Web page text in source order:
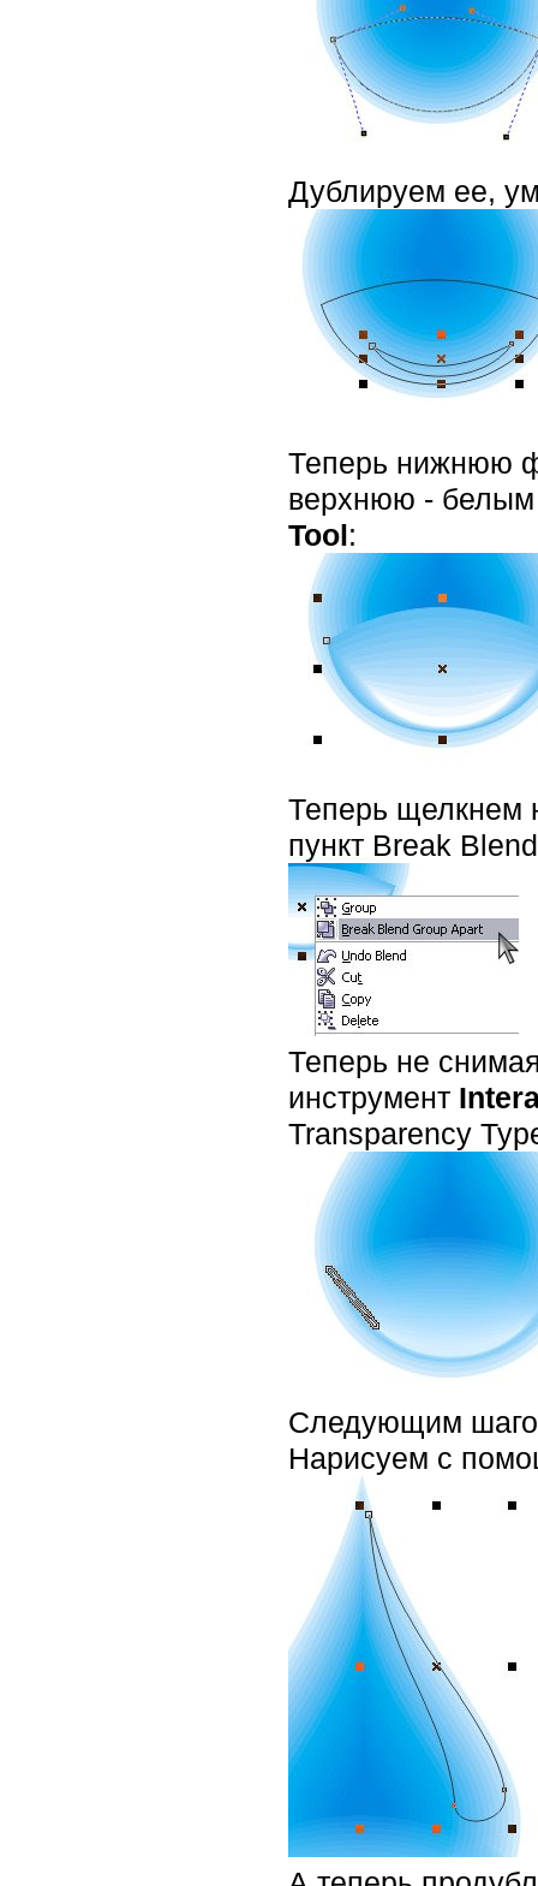
Дублируем ее,
Теперь нижнюю
верхнюю - белым
Tool:
Теперь щелкнем
пункт Break
Теперь не
инструмент
Transparency
Следующим
Нарисуем с